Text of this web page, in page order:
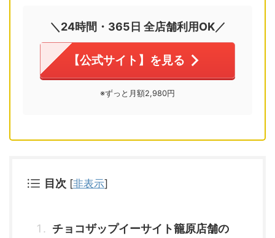
＼24時間・365日 全店舗利用OK／
【公式サイト】を見る
※ずっと月額2,980円
目次 [非表示]
チョコザップイーサイト籠原店舗の